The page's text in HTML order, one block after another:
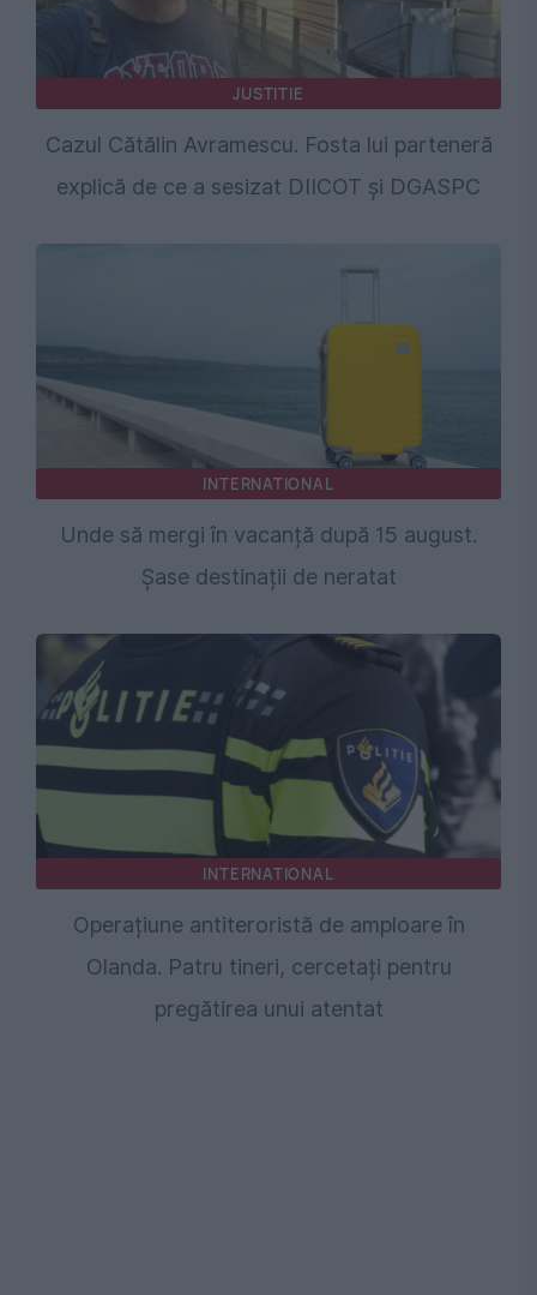
JUSTITIE
Cazul Cătălin Avramescu. Fosta lui parteneră
explică de ce a sesizat DIICOT și DGASPC
INTERNATIONAL
Unde să mergi în vacanță după 15 august.
Șase destinații de neratat
INTERNATIONAL
Operațiune antiteroristă de amploare în
Olanda. Patru tineri, cercetați pentru
pregătirea unui atentat